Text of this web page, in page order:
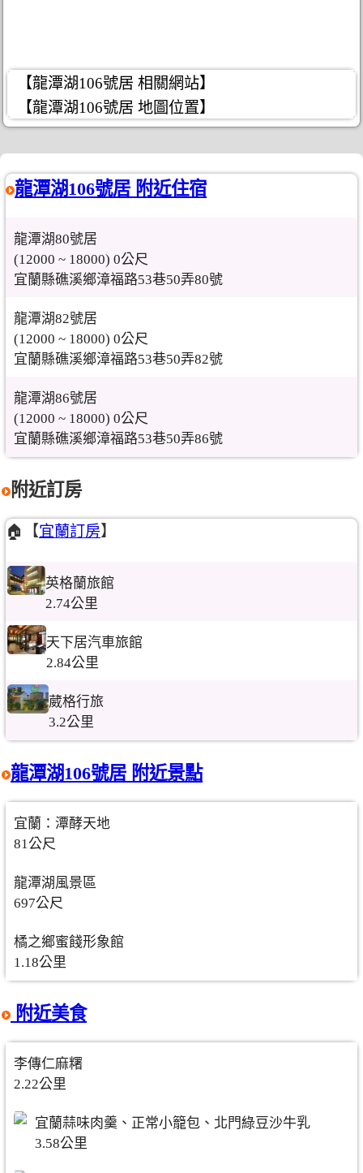
【龍潭湖106號居 相關網站】
【龍潭湖106號居 地圖位置】
龍潭湖106號居 附近住宿
龍潭湖80號居
(12000 ~ 18000) 0公尺
宜蘭縣礁溪鄉漳福路53巷50弄80號
龍潭湖82號居
(12000 ~ 18000) 0公尺
宜蘭縣礁溪鄉漳福路53巷50弄82號
龍潭湖86號居
(12000 ~ 18000) 0公尺
宜蘭縣礁溪鄉漳福路53巷50弄86號
附近訂房
🏠【宜蘭訂房】
英格蘭旅館
2.74公里
天下居汽車旅館
2.84公里
葳格行旅
3.2公里
龍潭湖106號居 附近景點
宜蘭：潭酵天地
81公尺
龍潭湖風景區
697公尺
橘之鄉蜜餞形象館
1.18公里
附近美食
李傳仁麻糬
2.22公里
宜蘭蒜味肉羹、正常小籠包、北門綠豆沙牛乳
3.58公里